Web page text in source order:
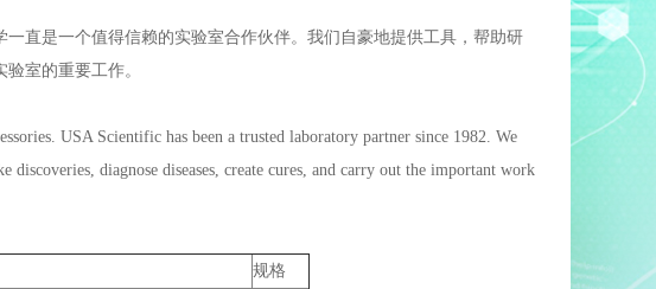
直是一个值得信赖的实验室合作伙伴。我们自豪地提供工具，帮助研
室的重要工作。
USA Scientific has been a trusted laboratory partner since 1982. We
diagnose diseases, create cures, and carry out the important work
规格